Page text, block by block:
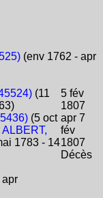
(env 1762 - apr
(11
5 fév
1807
(5 oct
ALBERT,
1783 - 14
apr 7
fév
1807
Décès
apr